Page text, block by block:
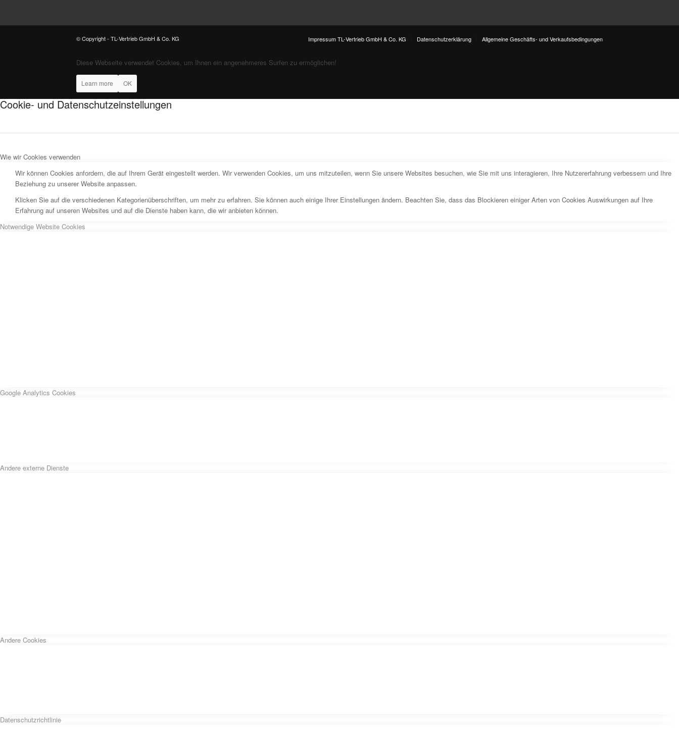
© Copyright - TL-Vertrieb GmbH & Co. KG Impressum TL-Vertrieb GmbH & Co. KG Datenschutzerklärung Allgemeine Geschäfts- und Verkaufsbedingungen
Diese Webseite verwendet Cookies, um Ihnen ein angenehmeres Surfen zu ermöglichen!
Learn more OK
Cookie- und Datenschutzeinstellungen
Wie wir Cookies verwenden
Wir können Cookies anfordern, die auf Ihrem Gerät eingestellt werden. Wir verwenden Cookies, um uns mitzuteilen, wenn Sie unsere Websites besuchen, wie Sie mit uns interagieren, Ihre Nutzererfahrung verbessern und Ihre
Beziehung zu unserer Website anpassen.
Klicken Sie auf die verschiedenen Kategorienüberschriften, um mehr zu erfahren. Sie können auch einige Ihrer Einstellungen ändern. Beachten Sie, dass das Blockieren einiger Arten von Cookies Auswirkungen auf Ihre
Erfahrung auf unseren Websites und auf die Dienste haben kann, die wir anbieten können.
Notwendige Website Cookies
Google Analytics Cookies
Andere externe Dienste
Andere Cookies
Datenschutzrichtlinie